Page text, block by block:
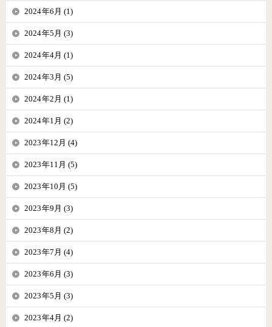
2024年6月 (1)
2024年5月 (3)
2024年4月 (1)
2024年3月 (5)
2024年2月 (1)
2024年1月 (2)
2023年12月 (4)
2023年11月 (5)
2023年10月 (5)
2023年9月 (3)
2023年8月 (2)
2023年7月 (4)
2023年6月 (3)
2023年5月 (3)
2023年4月 (2)